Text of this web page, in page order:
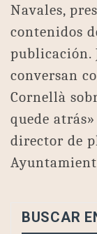
Navales,
contenidos
publicación.
conversan
Cornellà
quede
director de
BUSCAR